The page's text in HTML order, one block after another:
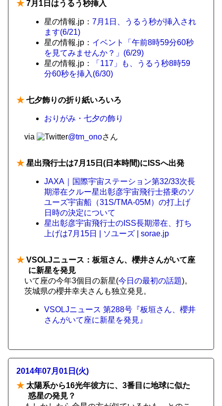
★ 7月1日はうるう秒挿入
星の情報.jp： 7月1日、うるう秒が挿入され
ます(6/21)
星の情報.jp： イベント「午前8時59分60秒
を見てみませんか？」(6/29)
星の情報.jp：
「117」も、うるう秒8時59
分60秒を挿入(6/30)
★ 七夕飾りの折り紙いろいろ
おりがみ・七夕の飾り
via @tm_onoさん
★ 星出飛行士は7月15日(日本時間)にISSへ出発
JAXA｜国際宇宙ステーション第32/33次長
期滞在クルー星出彰彦宇宙飛行士搭乗のソ
ユーズ宇宙船（31S/TMA-05M）の打上げ
日時の決定について
星出彰彦宇宙飛行士のISS長期滞在、打ち
上げは7月15日 | ソユーズ | sorae.jp
★ VSOLJニュース：板垣さん、櫻井さんがいて座
に新星を発見
いて座の今年3個目の新星(今日の最初の話題)。
茨城県の櫻井幸夫さんも独立発見。
VSOLJニュース 第288号『板垣さん、櫻井
さんがいて座に新星を発見』
2014年07月01日(火)
★ 太陽系から16光年彼方に、3番目に地球に似た
惑星の発見？